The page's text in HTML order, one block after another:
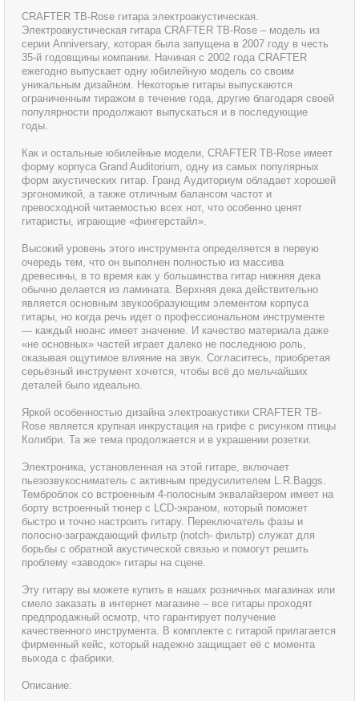
CRAFTER TB-Rose гитара электроакустическая.
Электроакустическая гитара CRAFTER TB-Rose – модель из
серии Anniversary, которая была запущена в 2007 году в честь
35-й годовщины компании. Начиная с 2002 года CRAFTER
ежегодно выпускает одну юбилейную модель со своим
уникальным дизайном. Некоторые гитары выпускаются
ограниченным тиражом в течение года, другие благодаря своей
популярности продолжают выпускаться и в последующие
годы.
Как и остальные юбилейные модели, CRAFTER TB-Rose имеет
форму корпуса Grand Auditorium, одну из самых популярных
форм акустических гитар. Гранд Аудиториум обладает хорошей
эргономикой, а также отличным балансом частот и
превосходной читаемостью всех нот, что особенно ценят
гитаристы, играющие «фингерстайл».
Высокий уровень этого инструмента определяется в первую
очередь тем, что он выполнен полностью из массива
древесины, в то время как у большинства гитар нижняя дека
обычно делается из ламината. Верхняя дека действительно
является основным звукообразующим элементом корпуса
гитары, но когда речь идет о профессиональном инструменте
— каждый нюанс имеет значение. И качество материала даже
«не основных» частей играет далеко не последнюю роль,
оказывая ощутимое влияние на звук. Согласитесь, приобретая
серьёзный инструмент хочется, чтобы всё до мельчайших
деталей было идеально.
Яркой особенностью дизайна электроакустики CRAFTER TB-
Rose является крупная инкрустация на грифе с рисунком птицы
Колибри. Та же тема продолжается и в украшении розетки.
Электроника, установленная на этой гитаре, включает
пьезозвукосниматель с активным предусилителем L.R.Baggs.
Темброблок со встроенным 4-полосным эквалайзером имеет на
борту встроенный тюнер с LCD-экраном, который поможет
быстро и точно настроить гитару. Переключатель фазы и
полосно-заграждающий фильтр (notch- фильтр) служат для
борьбы с обратной акустической связью и помогут решить
проблему «заводок» гитары на сцене.
Эту гитару вы можете купить в наших розничных магазинах или
смело заказать в интернет магазине – все гитары проходят
предпродажный осмотр, что гарантирует получение
качественного инструмента. В комплекте с гитарой прилагается
фирменный кейс, который надежно защищает её с момента
выхода с фабрики.
Описание: